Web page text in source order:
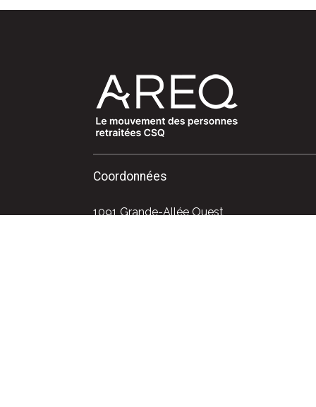
Coordonnées
1091 Grande-Allée Ouest